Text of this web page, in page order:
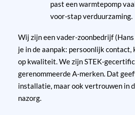
past een warmtepomp
voor-stap verduurzaming.
Wij zijn een vader-zoonbedrijf
je in de aanpak: persoonlijk contact,
op kwaliteit. We zijn STEK-
gerenommeerde A-merken. Dat
installatie, maar ook vertrouwen in
nazorg.